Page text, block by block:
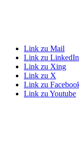
Link zu Mail
Link zu LinkedIn
Link zu Xing
Link zu X
Link zu
Link zu Youtube